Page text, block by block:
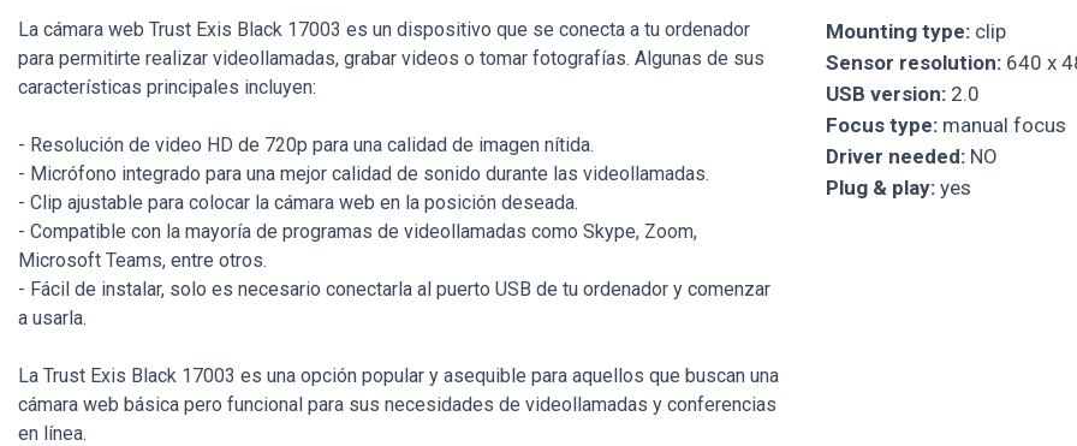
La cámara web Trust Exis Black 17003 es un dispositivo que se conecta a tu ordenador
para permitirte realizar videollamadas, grabar videos o tomar fotografías. Algunas de sus
características principales incluyen:
- Resolución de video HD de 720p para una calidad de imagen nítida.
- Micrófono integrado para una mejor calidad de sonido durante las videollamadas.
- Clip ajustable para colocar la cámara web en la posición deseada.
- Compatible con la mayoría de programas de videollamadas como Skype, Zoom,
Microsoft Teams, entre otros.
- Fácil de instalar, solo es necesario conectarla al puerto USB de tu ordenador y comenzar
a usarla.
La Trust Exis Black 17003 es una opción popular y asequible para aquellos que buscan una
cámara web básica pero funcional para sus necesidades de videollamadas y conferencias
en línea.
Mounting type: clip
Sensor resolution: 640 x
USB version: 2.0
Focus type: manual focus
Driver needed: NO
Plug & play: yes